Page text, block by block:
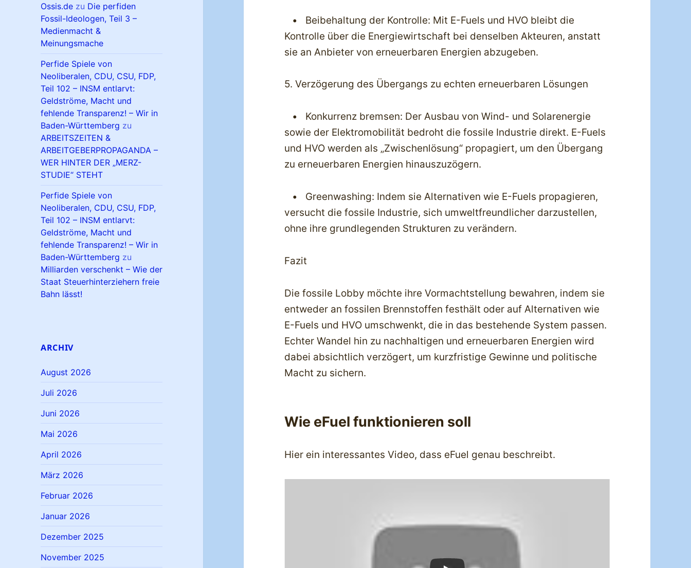
Ossis.de zu Die perfiden
Fossil-Ideologen, Teil 3 –
Medienmacht &
Meinungsmache
Perfide Spiele von
Neoliberalen, CDU, CSU, FDP,
Teil 102 – INSM entlarvt:
Geldströme, Macht und
fehlende Transparenz! – Wir in
Baden-Württemberg zu
ARBEITSZEITEN &
ARBEITGEBERPROPAGANDA –
WER HINTER DER „MERZ-
STUDIE“ STEHT
Perfide Spiele von
Neoliberalen, CDU, CSU, FDP,
Teil 102 – INSM entlarvt:
Geldströme, Macht und
fehlende Transparenz! – Wir in
Baden-Württemberg zu
Milliarden verschenkt – Wie der
Staat Steuerhinterziehern freie
Bahn lässt!
ARCHIV
August 2026
Juli 2026
Juni 2026
Mai 2026
April 2026
März 2026
Februar 2026
Januar 2026
Dezember 2025
November 2025
• Beibehaltung der Kontrolle: Mit E-Fuels und HVO bleibt die
Kontrolle über die Energiewirtschaft bei denselben Akteuren, anstatt
sie an Anbieter von erneuerbaren Energien abzugeben.
5. Verzögerung des Übergangs zu echten erneuerbaren Lösungen
• Konkurrenz bremsen: Der Ausbau von Wind- und Solarenergie
sowie der Elektromobilität bedroht die fossile Industrie direkt. E-Fuels
und HVO werden als „Zwischenlösung“ propagiert, um den Übergang
zu erneuerbaren Energien hinauszuzögern.
• Greenwashing: Indem sie Alternativen wie E-Fuels propagieren,
versucht die fossile Industrie, sich umweltfreundlicher darzustellen,
ohne ihre grundlegenden Strukturen zu verändern.
Fazit
Die fossile Lobby möchte ihre Vormachtstellung bewahren, indem sie
entweder an fossilen Brennstoffen festhält oder auf Alternativen wie
E-Fuels und HVO umschwenkt, die in das bestehende System passen.
Echter Wandel hin zu nachhaltigen und erneuerbaren Energien wird
dabei absichtlich verzögert, um kurzfristige Gewinne und politische
Macht zu sichern.
Wie eFuel funktionieren soll
Hier ein interessantes Video, dass eFuel genau beschreibt.